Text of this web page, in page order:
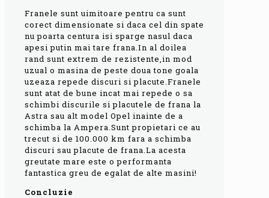
Franele sunt uimitoare pentru ca sunt
corect dimensionate si daca cel din spate
nu poarta centura isi sparge nasul daca
apesi putin mai tare frana.In al doilea
rand sunt extrem de rezistente,in mod
uzual o masina de peste doua tone goala
uzeaza repede discuri si placute.Franele
sunt atat de bune incat mai repede o sa
schimbi discurile si placutele de frana la
Astra sau alt model Opel inainte de a
schimba la Ampera.Sunt propietari ce au
trecut si de 100.000 km fara a schimba
discuri sau placute de frana.La acesta
greutate mare este o performanta
fantastica greu de egalat de alte masini!
Concluzie